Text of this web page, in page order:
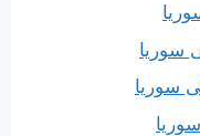
سوريا
سوريا